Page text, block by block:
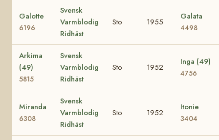
Galotte
6196
Svensk
Varmblodig
Ridhäst
Sto 1955
Galata
4498
Arkima
(49)
5815
Svensk
Varmblodig
Ridhäst
Sto 1952
Inga (49)
4756
Miranda
6308
Svensk
Varmblodig
Ridhäst
Sto 1952
Itonie
3404